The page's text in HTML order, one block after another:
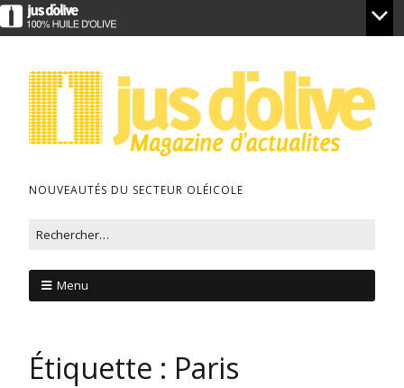
NOUVEAUTÉS DU SECTEUR OLÉICOLE
Menu
Étiquette : Paris